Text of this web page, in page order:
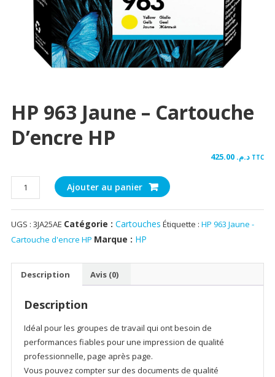
HP 963 Jaune – Cartouche
D’encre HP
د.م. TTC
quantité
de
HP
963
Jaune
Cartouche
d'encre
Ajouter au panier
UGS : 3JA25AE Catégorie : Cartouches Étiquette : HP 963 Jaune -
Cartouche d'encre HP Marque : HP
Description Avis (0)
Description
Idéal pour les groupes de travail qui ont besoin de
performances fiables pour une impression de qualité
professionnelle, page après page.
Vous pouvez compter sur des documents de qualité